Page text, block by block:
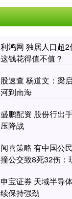
利鸿网 独居人口超2
这钱花得值不值？
股速查 杨道文：梁
河到南海
盛鹏配资 股份行出
压降战
闻喜策略 有中国公
撞公交致8死32伤
申宝证券 天域半导
续保持强劲